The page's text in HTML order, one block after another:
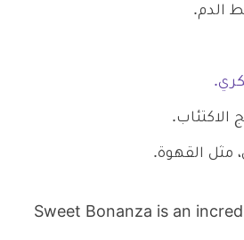
الدم.
الاكتئاب.
مثل القهوة.
Sweet Bonanza is an